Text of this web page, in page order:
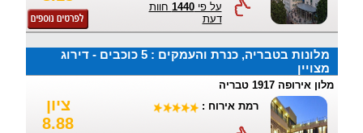
על פי1440 חוות
דעת
מלונות בטבריה, כנרת והעמקים : 5 כוכבים - דירוג
מצויין
מלון אירופה 1917 טבריה
ציון
8.88
רמת אירוח :